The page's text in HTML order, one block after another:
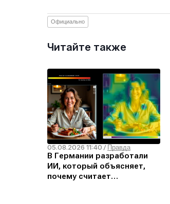
Официально
Читайте также
05.08.2026 11:40 / Правда
В Германии разработали
ИИ, который объясняет,
почему считает